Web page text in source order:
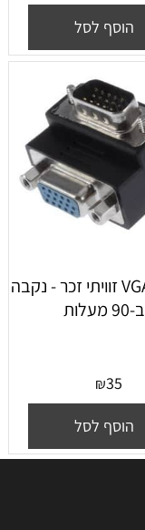
הוסף לסל
מתאם VGA זוויתי זכר - נקבה
ב-90 מעלות
₪35
הוסף לסל